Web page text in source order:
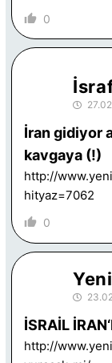
0
İran gidiyor
kavgaya (!)
http://
hityaz=7062
0
İSRAİL
http://